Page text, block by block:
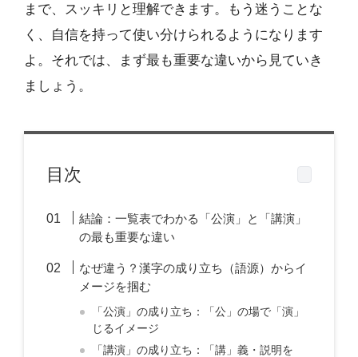
まで、スッキリと理解できます。もう迷うことな
く、自信を持って使い分けられるようになります
よ。それでは、まず最も重要な違いから見ていき
ましょう。
目次
結論：一覧表でわかる「公演」と「講演」
の最も重要な違い
なぜ違う？漢字の成り立ち（語源）からイ
メージを掴む
「公演」の成り立ち：「公」の場で「演」
じるイメージ
「講演」の成り立ち：「講」義・説明を